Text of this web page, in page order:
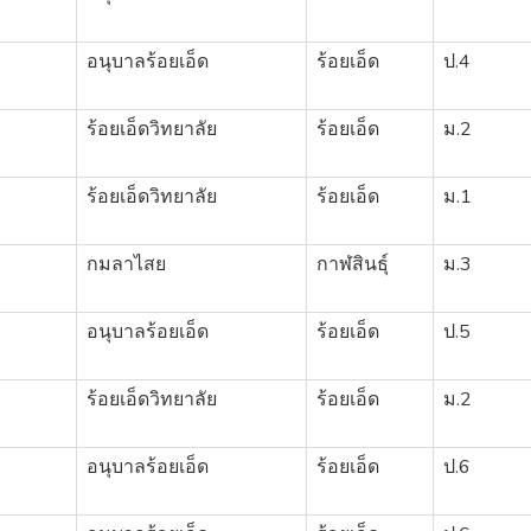
อนุบาลร้อยเอ็ด ร้อยเอ็ด ป.4
ร้อยเอ็ดวิทยาลัย ร้อยเอ็ด ม.2
ร้อยเอ็ดวิทยาลัย ร้อยเอ็ด ม.1
กมลาไสย กาฬสินธุ์ ม.3
อนุบาลร้อยเอ็ด ร้อยเอ็ด ป.5
ร้อยเอ็ดวิทยาลัย ร้อยเอ็ด ม.2
อนุบาลร้อยเอ็ด ร้อยเอ็ด ป.6